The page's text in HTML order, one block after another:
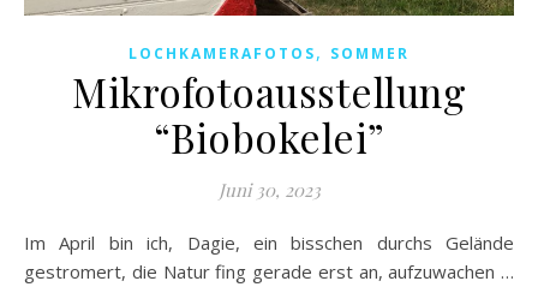
LOCHKAMERAFOTOS, SOMMER
Mikrofotoausstellung
“Biobokelei”
Juni 30, 2023
Im April bin ich, Dagie, ein bisschen durchs Gelände
gestromert, die Natur fing gerade erst an, aufzuwachen …